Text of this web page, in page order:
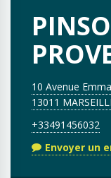
10 Avenue
13011
+33491456032
Envoyer un